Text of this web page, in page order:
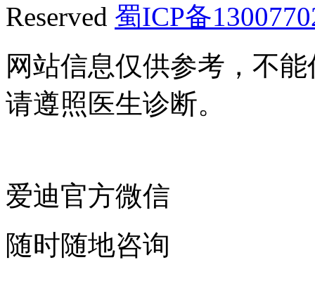
Reserved 蜀ICP备
网站信息仅供参考，不
请遵照医生诊断。
爱迪官方微信
随时随地咨询